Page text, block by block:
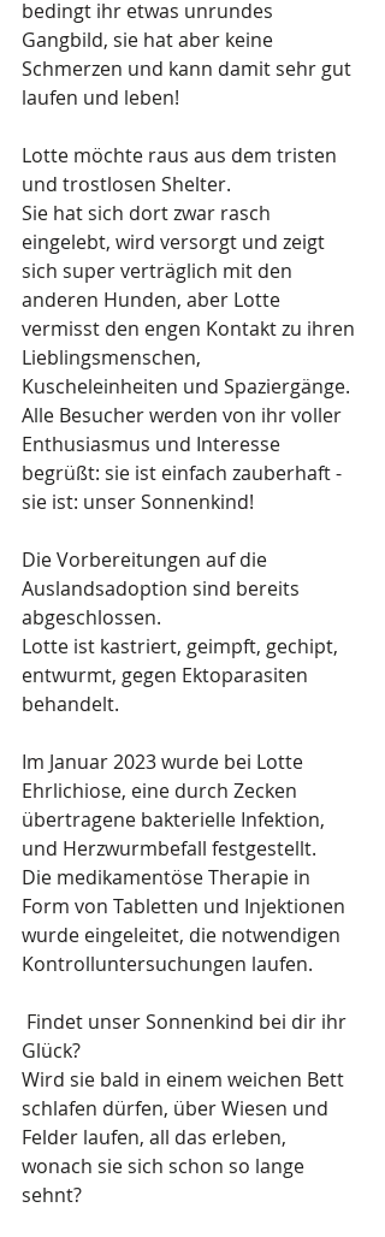
bedingt ihr etwas unrundes
Gangbild, sie hat aber keine
Schmerzen und kann damit sehr gut
laufen und leben!
Lotte möchte raus aus dem tristen
und trostlosen Shelter.
Sie hat sich dort zwar rasch
eingelebt, wird versorgt und zeigt
sich super verträglich mit den
anderen Hunden, aber Lotte
vermisst den engen Kontakt zu ihren
Lieblingsmenschen,
Kuscheleinheiten und Spaziergänge.
Alle Besucher werden von ihr voller
Enthusiasmus und Interesse
begrüßt: sie ist einfach zauberhaft -
sie ist: unser Sonnenkind!
Die Vorbereitungen auf die
Auslandsadoption sind bereits
abgeschlossen.
Lotte ist kastriert, geimpft, gechipt,
entwurmt, gegen Ektoparasiten
behandelt.
Im Januar 2023 wurde bei Lotte
Ehrlichiose, eine durch Zecken
übertragene bakterielle Infektion,
und Herzwurmbefall festgestellt.
Die medikamentöse Therapie in
Form von Tabletten und Injektionen
wurde eingeleitet, die notwendigen
Kontrolluntersuchungen laufen.
Glück?
Wird sie bald in einem weichen Bett
schlafen dürfen, über Wiesen und
Felder laufen, all das erleben,
wonach sie sich schon so lange
sehnt?